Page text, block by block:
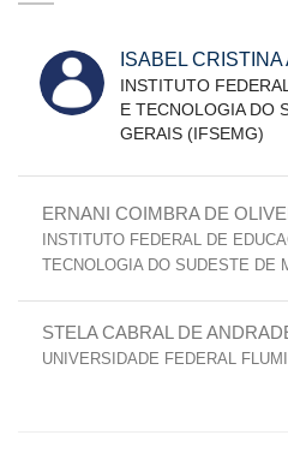
ISABEL
INSTITUTO
E TECNOLOGIA DO
GERAIS (IFSEMG)
ERNANI COIMBRA DE
INSTITUTO FEDERAL DE
TECNOLOGIA DO SUDESTE DE
STELA CABRAL DE
UNIVERSIDADE FEDERAL